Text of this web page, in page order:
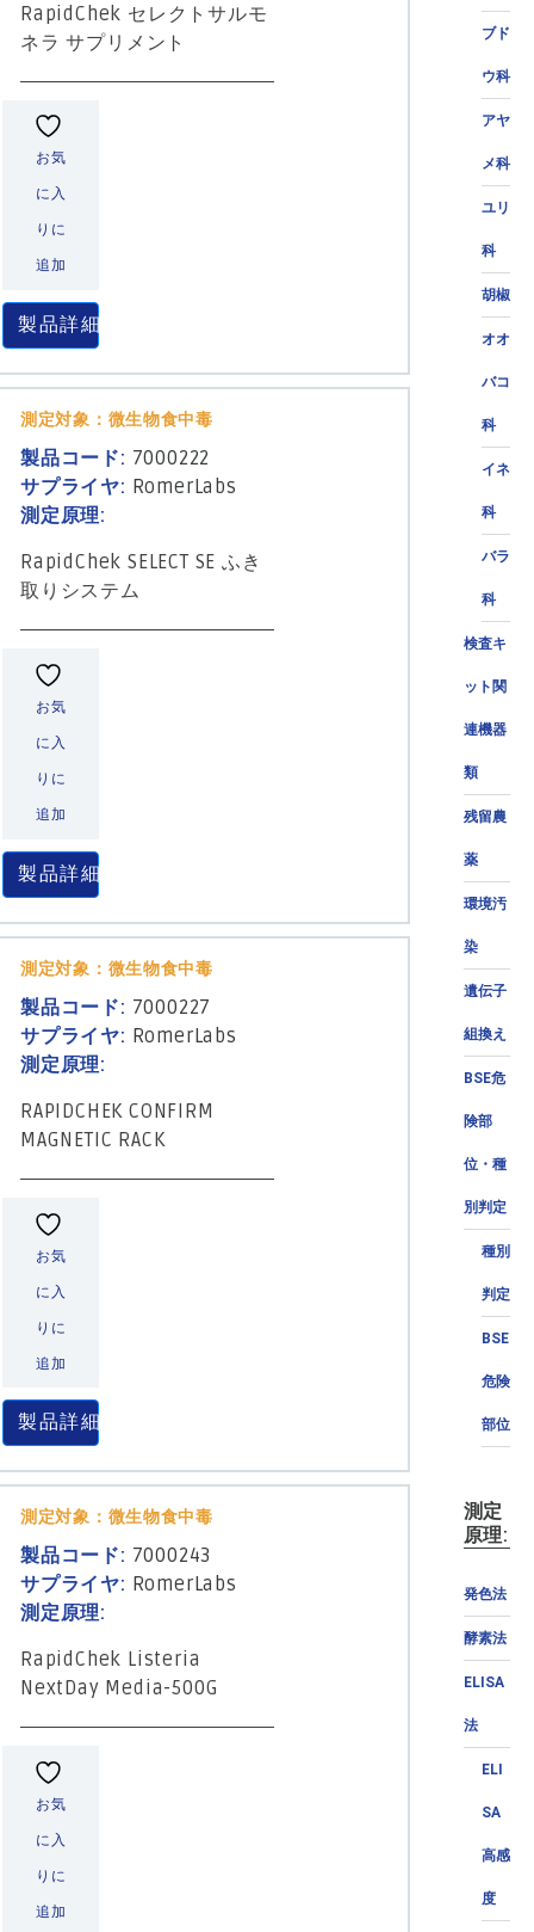
ブド
ウ科
アヤ
メ科
ユリ
科
胡椒
オオ
バコ
科
イネ
科
バラ
科
検査キ
ット関
連機器
類
残留農
薬
環境汚
染
遺伝子
組換え
BSE危
険部
位・種
別判定
種別
判定
BSE
危険
部位
測定
原理:
発色法
酵素法
ELISA
法
ELI
SA
高感
度
RapidChek セレクトサルモ
ネラ サプリメント
お気
に入
りに
追加
製品詳細
測定対象：微生物食中毒
製品コード: 7000222
サプライヤ: RomerLabs
測定原理:
RapidChek SELECT SE ふき
取りシステム
お気
に入
りに
追加
製品詳細
測定対象：微生物食中毒
製品コード: 7000227
サプライヤ: RomerLabs
測定原理:
RAPIDCHEK CONFIRM
MAGNETIC RACK
お気
に入
りに
追加
製品詳細
測定対象：微生物食中毒
製品コード: 7000243
サプライヤ: RomerLabs
測定原理:
RapidChek Listeria
NextDay Media-500G
お気
に入
りに
追加